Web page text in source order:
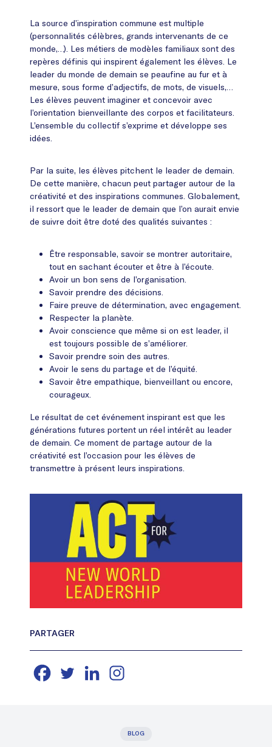
La source d’inspiration commune est multiple
(personnalités célèbres, grands intervenants de ce
monde,…). Les métiers de modèles familiaux sont des
repères définis qui inspirent également les élèves. Le
leader du monde de demain se peaufine au fur et à
mesure, sous forme d’adjectifs, de mots, de visuels,…
Les élèves peuvent imaginer et concevoir avec
l’orientation bienveillante des corpos et facilitateurs.
L’ensemble du collectif s’exprime et développe ses
idées.
Par la suite, les élèves pitchent le leader de demain.
De cette manière, chacun peut partager autour de la
créativité et des inspirations communes. Globalement,
il ressort que le leader de demain que l’on aurait envie
de suivre doit être doté des qualités suivantes :
Être responsable, savoir se montrer autoritaire,
tout en sachant écouter et être à l’écoute.
Avoir un bon sens de l’organisation.
Savoir prendre des décisions.
Faire preuve de détermination, avec engagement.
Respecter la planète.
Avoir conscience que même si on est leader, il
est toujours possible de s’améliorer.
Savoir prendre soin des autres.
Avoir le sens du partage et de l’équité.
Savoir être empathique, bienveillant ou encore,
courageux.
Le résultat de cet événement inspirant est que les
générations futures portent un réel intérêt au leader
de demain. Ce moment de partage autour de la
créativité est l’occasion pour les élèves de
transmettre à présent leurs inspirations.
BLOG